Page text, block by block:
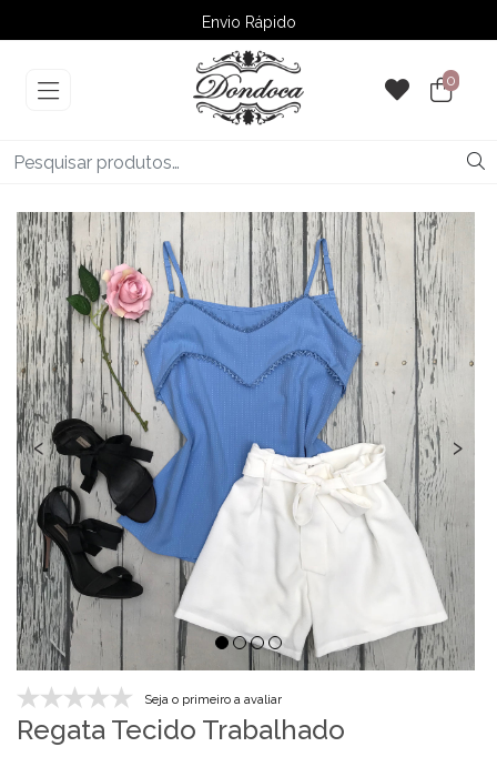
Envio Rápido
➚ Ofertas– Até 60% OFF
0
‹ ›
Seja o primeiro a avaliar
Regata Tecido Trabalhado